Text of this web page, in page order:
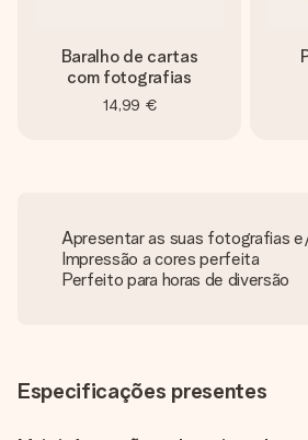
Baralho de cartas
com fotografias
14,99 €
Apresentar as suas fotografias
Impressão a cores perfeita
Perfeito para horas de diversão
Especificações presentes